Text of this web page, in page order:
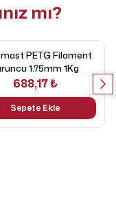
mı?
PETG Filament
1.75mm 1Kg
688,17 ₺
Sepete Ekle